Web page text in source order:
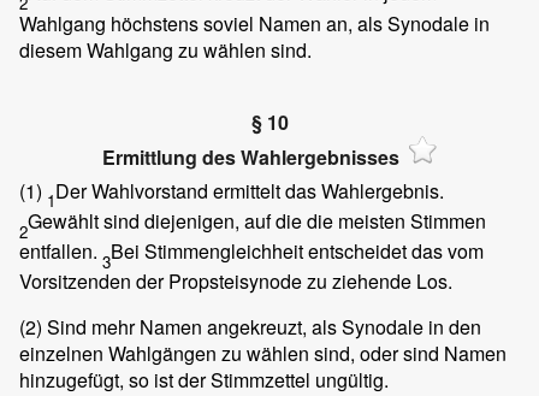
Wahlgang höchstens soviel Namen an, als Synodale in
diesem Wahlgang zu wählen sind.
§ 10
Ermittlung des Wahlergebnisses
(1) 1Der Wahlvorstand ermittelt das Wahlergebnis.
2Gewählt sind diejenigen, auf die die meisten Stimmen
entfallen. 3Bei Stimmengleichheit entscheidet das vom
Vorsitzenden der Propsteisynode zu ziehende Los.
(2) Sind mehr Namen angekreuzt, als Synodale in den
einzelnen Wahlgängen zu wählen sind, oder sind Namen
hinzugefügt, so ist der Stimmzettel ungültig.